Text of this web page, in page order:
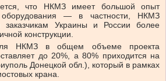
что НКМЗ имеет большой опыт
оборудования — в частности, НКМЗ
заказчикам Украины и России более
конструкции.
НКМЗ в общем объеме проекта
до 20%, а 80% приходится на
Донецкой обл.), который в рамках
крана.